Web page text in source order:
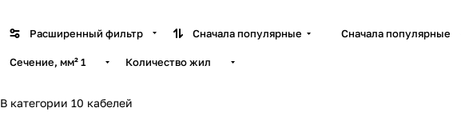
Расширенный фильтр Сначала популярные Сначала популярные
Сечение, мм²1 Количество жил
В категории 10 кабелей